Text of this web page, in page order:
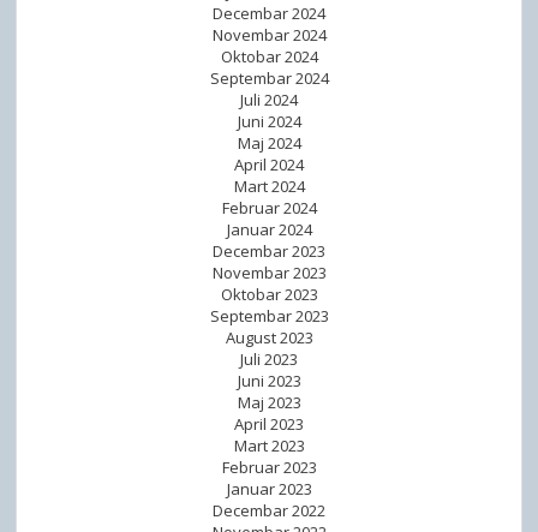
Decembar 2024
Novembar 2024
Oktobar 2024
Septembar 2024
Juli 2024
Juni 2024
Maj 2024
April 2024
Mart 2024
Februar 2024
Januar 2024
Decembar 2023
Novembar 2023
Oktobar 2023
Septembar 2023
August 2023
Juli 2023
Juni 2023
Maj 2023
April 2023
Mart 2023
Februar 2023
Januar 2023
Decembar 2022